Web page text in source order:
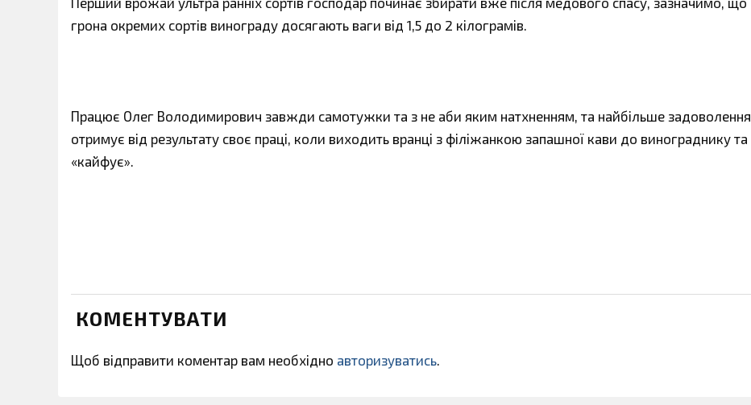
грона окремих сортів винограду досягають ваги від 1,5 до 2 кілограмів.
Працює Олег Володимирович завжди самотужки та з не аби яким натхненням, та найбільше задоволення
отримує від результату своє праці, коли виходить вранці з філіжанкою запашної кави до винограднику та
«кайфує».
КОМЕНТУВАТИ
Щоб відправити коментар вам необхідно авторизуватись.